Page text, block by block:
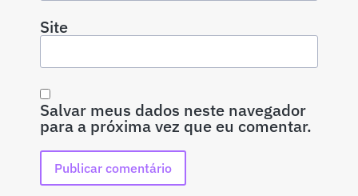
Site
Salvar meus dados neste navegador
para a próxima vez que eu comentar.